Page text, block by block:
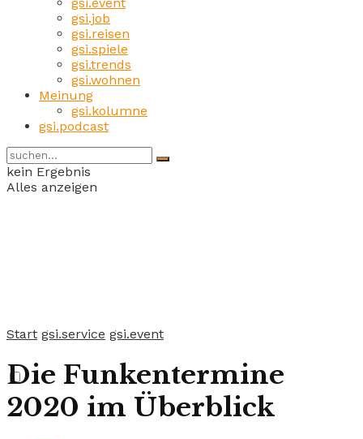
gsi.job
gsi.reisen
gsi.spiele
gsi.trends
gsi.wohnen
Meinung
gsi.kolumne
gsi.podcast
kein Ergebnis
Alles anzeigen
Start gsi.service gsi.event
Die Funkentermine
2020 im Überblick